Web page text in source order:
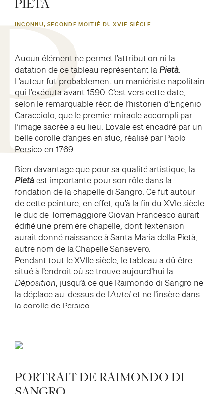
MYTHE
ON A DIT DE LUI
PIETÀ
INCONNU, SECONDE MOITIÉ DU XVIE SIÈCLE
Aucun élément ne permet l’attribution ni la
datation de ce tableau représentant la Pietà.
L’auteur fut probablement un maniériste napolitain
qui l’exécuta avant 1590. C’est vers cette date,
selon le remarquable récit de l’historien d’Engenio
Caracciolo, que le premier miracle accompli par
l’image sacrée a eu lieu. L’ovale est encadré par un
belle corolle d’anges en stuc, réalisé par Paolo
Persico en 1769.
Bien davantage que pour sa qualité artistique, la
Pietàest importante pour son rôle dans la
fondation de la chapelle di Sangro. Ce fut autour
de cette peinture, en effet, qu’à la fin du XVIe siècle
le duc de Torremaggiore Giovan Francesco aurait
édifié une première chapelle, dont l’extension
aurait donné naissance à Santa Maria della Pietà,
autre nom de la Chapelle Sansevero.
Pendant tout le XVIIe siècle, le tableau a dû être
situé à l’endroit où se trouve aujourd’hui la
Déposition , jusqu’à ce que Raimondo di Sangro ne
la déplace au-dessus de l’Autelet ne l’insère dans
la corolle de Persico.
PORTRAITDERAIMONDO DI